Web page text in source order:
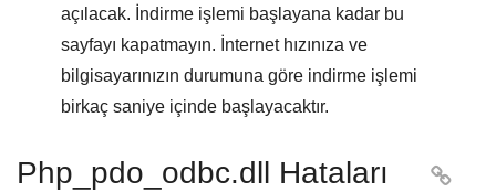
açılacak. İndirme işlemi başlayana kadar bu
sayfayı kapatmayın. İnternet hızınıza ve
bilgisayarınızın durumuna göre indirme işlemi
birkaç saniye içinde başlayacaktır.
Php_pdo_odbc.dll Hataları
